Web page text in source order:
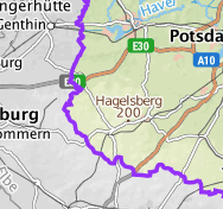
Impressum
Kontakt